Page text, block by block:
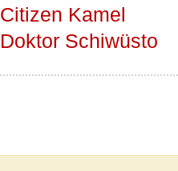
Citizen Kamel
Doktor Schiwüsto